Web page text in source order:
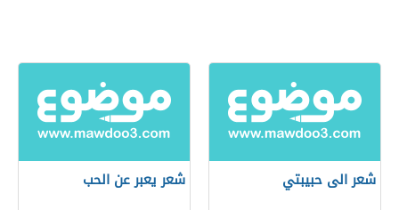
شعر الى حبيبتي شعر يعبر عن الحب